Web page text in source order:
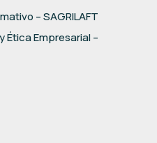
– SAGRILAFT
Ética Empresarial –